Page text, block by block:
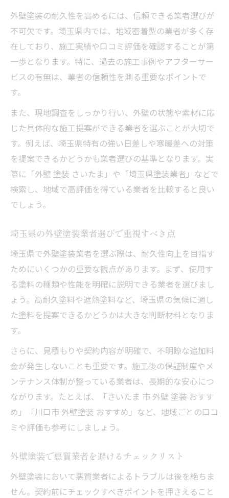
外壁塗装の耐久性を高めるには、信頼できる業者選びが
不可欠です。埼玉県内では、地域密着型の業者が多く存
在しており、施工実績や口コミ評価を確認することが第
一歩となります。特に、過去の施工事例やアフターサー
ビスの有無は、業者の信頼性を測る重要なポイントで
す。
また、現地調査をしっかり行い、外壁の状態や素材に応
じた具体的な施工提案ができる業者を選ぶことが大切で
す。例えば、埼玉県特有の強い日差しや寒暖差への対策
を提案できるかどうかも業者選びの基準となります。実
際に「外壁 塗装 さいたま」や「埼玉県塗装業者」などで
検索し、地域で高評価を得ている業者を比較すると良い
でしょう。
埼玉県の外壁塗装業者選びで重視すべき点
埼玉県で外壁塗装業者を選ぶ際は、耐久性向上を目指す
ためにいくつかの重要な観点があります。まず、使用す
る塗料の種類や性能を明確に説明できる業者を選びまし
ょう。高耐久塗料や遮熱塗料など、埼玉県の気候に適し
た塗料を提案できるかどうかは大きな判断材料となりま
す。
さらに、見積もりや契約内容が明確で、不明瞭な追加料
金が発生しないことも重要です。施工後の保証制度やメ
ンテナンス体制が整っている業者は、長期的な安心につ
ながります。たとえば、「さいたま 市 外壁 塗装 おすす
め」「川口市 外壁塗装 おすすめ」など、地域ごとの口コ
ミや評価も参考にしましょう。
外壁塗装で悪質業者を避けるチェックリスト
外壁塗装において悪質業者によるトラブルは後を絶ちま
せん。契約前にチェックすべきポイントを押さえること